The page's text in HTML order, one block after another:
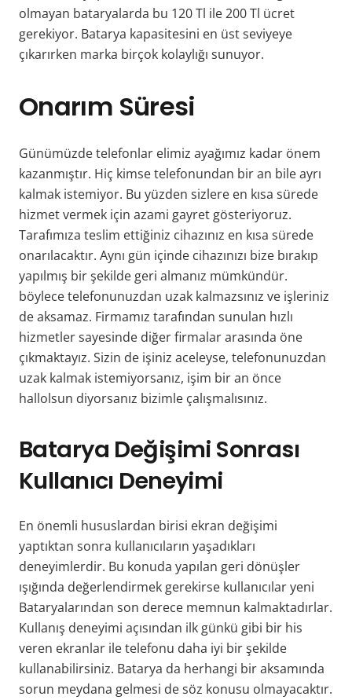
olmayan bataryalarda bu 120 Tl ile 200 Tl ücret
gerekiyor. Batarya kapasitesini en üst seviyeye
çıkarırken marka birçok kolaylığı sunuyor.
Onarım Süresi
Günümüzde telefonlar elimiz ayağımız kadar önem
kazanmıştır. Hiç kimse telefonundan bir an bile ayrı
kalmak istemiyor. Bu yüzden sizlere en kısa sürede
hizmet vermek için azami gayret gösteriyoruz.
Tarafımıza teslim ettiğiniz cihazınız en kısa sürede
onarılacaktır. Aynı gün içinde cihazınızı bize bırakıp
yapılmış bir şekilde geri almanız mümkündür.
böylece telefonunuzdan uzak kalmazsınız ve işleriniz
de aksamaz. Firmamız tarafından sunulan hızlı
hizmetler sayesinde diğer firmalar arasında öne
çıkmaktayız. Sizin de işiniz aceleyse, telefonunuzdan
uzak kalmak istemiyorsanız, işim bir an önce
hallolsun diyorsanız bizimle çalışmalısınız.
Batarya Değişimi Sonrası
Kullanıcı Deneyimi
En önemli hususlardan birisi ekran değişimi
yaptıktan sonra kullanıcıların yaşadıkları
deneyimlerdir. Bu konuda yapılan geri dönüşler
ışığında değerlendirmek gerekirse kullanıcılar yeni
Bataryalarından son derece memnun kalmaktadırlar.
Kullanış deneyimi açısından ilk günkü gibi bir his
veren ekranlar ile telefonu daha iyi bir şekilde
kullanabilirsiniz. Batarya da herhangi bir aksamında
sorun meydana gelmesi de söz konusu olmayacaktır.